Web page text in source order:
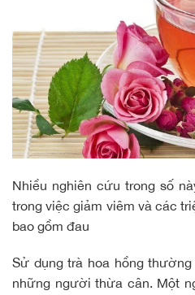
Nhiều nghiên cứu trong số
trong việc giảm viêm và các
bao gồm đau
Sử dụng trà hoa hồng
những người thừa cân. Một